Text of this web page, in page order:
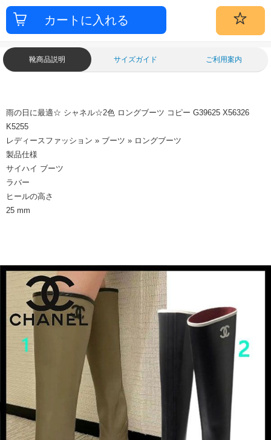
靴商品説明 サイズガイド ご利用案内
雨の日に最適☆ シャネル☆2色 ロングブーツ コピー G39625 X56326
K5255
レディースファッション » ブーツ » ロングブーツ
製品仕様
サイハイ ブーツ
ラバー
ヒールの高さ
25 mm